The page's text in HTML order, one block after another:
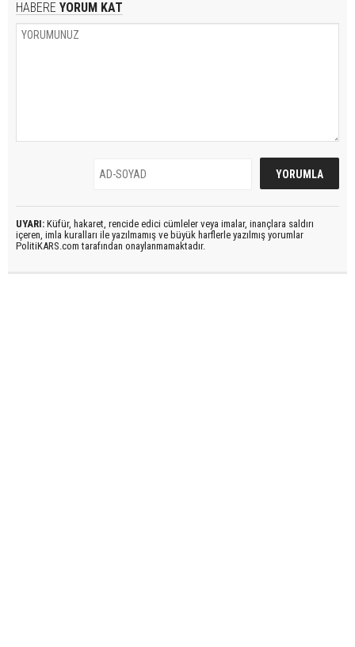
HABERE YORUM KAT
UYARI: Küfür, hakaret, rencide edici cümleler veya imalar, inançlara saldırı
içeren, imla kuralları ile yazılmamış ve büyük harflerle yazılmış yorumlar
PolitiKARS.com tarafından onaylanmamaktadır.